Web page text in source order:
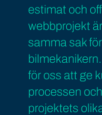
estimat och
webbprojekt
samma sak
för oss att ge
processen
projektets